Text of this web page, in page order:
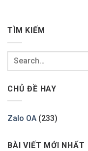
TÌM KIẾM
CHỦ ĐỀ HAY
Zalo OA (233)
BÀI VIẾT MỚI NHẤT